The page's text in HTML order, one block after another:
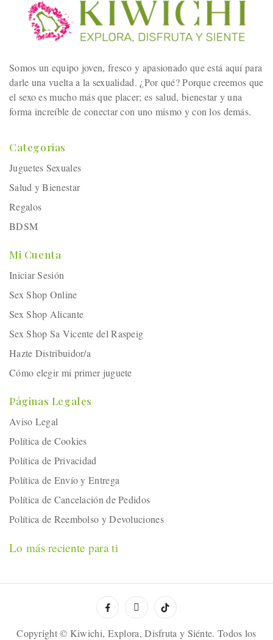
Somos un equipo joven, fresco y apasionado que está aquí para
darle una vuelta a la sexualidad. ¿Por qué? Porque creemos que
el sexo es mucho más que placer; es salud, bienestar y una
forma increíble de conectar con uno mismo y con los demás.
Categorias
Juguetes Sexuales
Salud y Bienestar
Regalos
BDSM
Mi Cuenta
Iniciar Sesión
Sex Shop Online
Sex Shop Alicante
Sex Shop Sa Vicente del Raspeig
Hazte Distribuidor/a
Cómo elegir mi primer juguete
Páginas Legales
Aviso Legal
Política de Cookies
Política de Privacidad
Política de Envío y Entrega
Política de Cancelación de Pedidos
Política de Reembolso y Devoluciones
Lo más reciente para ti
Copyright © Kiwichi, Explora, Disfruta y Siénte. Todos los